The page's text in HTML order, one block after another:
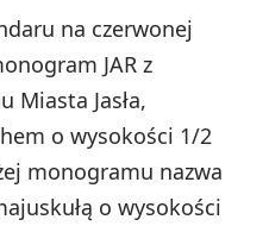
na czerwonej
JAR z
Miasta Jasła,
o wysokości 1/2
monogramu nazwa
o wysokości